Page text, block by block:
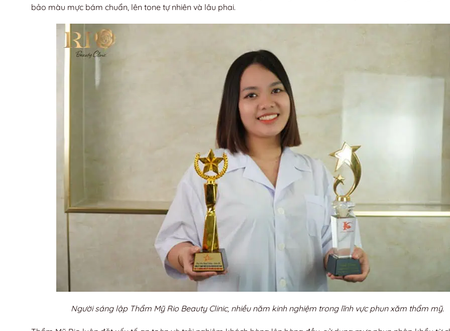
bảo màu mực bám chuẩn, lên tone tự nhiên và lâu phai.
Người sáng lập Thẩm Mỹ Rio Beauty Clinic, nhiều năm kinh nghiệm trong lĩnh vực phun xăm thẩm mỹ.